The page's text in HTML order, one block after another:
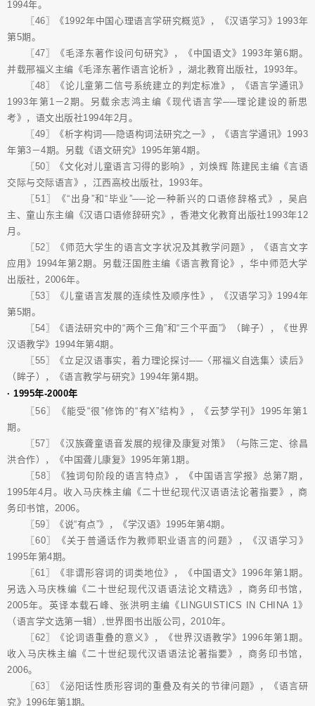
1994年。
〖46〗《1992年中国心理语言学研究概览》，《汉语学习》1993年
第5期。
〖47〗《毛泽东著作设问句研究》，《中国语文》1993年第6期。
并载邢福义主编《毛泽东著作语言论析》，湖北教育出版社，1993年。
〖48〗《论儿童第二信号系统建立的判定标准》，《语言学通讯》
1993年第1－2期。另载余志鸿主编《现代语言学──理论建设的新思
考》，语文出版社1994年2月。
〖49〗《析字构词──隐语构词法研究之一》，《语言学通讯》1993
年第3－4期。另载《语文研究》1995年第4期。
〖50〗《文化对儿童语言习得的影响》，刘焕辉 陈建民主编《言语
交际与交际语言》，江西高校出版社，1993年。
〖51〗《“出身”和“毕业”──论一种新兴的口语修辞格式》，吴启
主、童山东主编《汉语口语修辞研究》，香港文化教育出版社1993年12
月。
〖52〗《师范大学生的语言文字状况及其教学问题》，《语言文字
应用》1994年第2期。另载汪国胜主编《语言教育论》，华中师范大学
出版社，2006年。
〖53〗《儿童语言发展的连续性及顺序性》，《汉语学习》1994年
第5期。
〖54〗《语法研究中的“两个三角”和“三个平面”》（眸子），《世界
汉语教学》1994年第4期。
〖55〗《立足汉语事实，着力理论探讨──〈邢福义自选集〉读后》
（眸子），《语言教学与研究》1994年第4期。
· 1995年-2000年
〖56〗《能受“很”修饰的“有X”结构》，《云梦学刊》1995年第1
期。
〖57〗《汉族聋童语音发展的规律及康复对策》（与陈三定、徐昌
洪合作），《中国聋儿康复》1995年第1期。
〖58〗《独词句阶段的语言特点》，《中国语言学报》总第7期，
1995年4月。收入马庆株主编《二十世纪现代汉语语法论著指要》，商
务印书馆，2006。
〖59〗《说“有点”》，《学汉语》1995年第4期。
〖60〗《关于普通话作为教师职业语言的问题》，《汉语学习》
1995年第4期。
〖61〗《非谓形容词的词类地位》，《中国语文》1996年第1期。
另选入马庆株编《二十世纪现代汉语语法论文精选》，商务印书馆，
2005年。英译本载石峰、张洪明主编《LINGUISTICS IN CHINA 1》
（语言学文选第一辑）,世界图书出版公司，2010年。
〖62〗《论词语重叠的意义》，《世界汉语教学》1996年第1期。
收入马庆株主编《二十世纪现代汉语语法论著指要》，商务印书馆，
2006。
〖63〗《泌阳话性质形容词的重叠及有关的节律问题》，《语言研
究》1996年第1期。